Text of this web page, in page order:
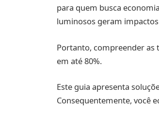
para quem busca
luminosos geram
Portanto, compreender as
em até 80%.
Este guia apresenta
Consequentemente, você